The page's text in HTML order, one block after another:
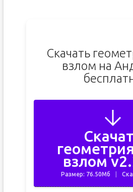
Скачать
взлом на
взлом
Размер: 76.50Мб